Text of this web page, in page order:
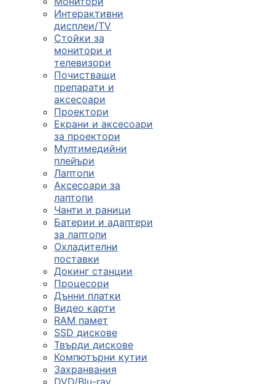
Интерактивни
дисплеи/TV
Стойки за
монитори и
телевизори
Почистващи
препарати и
аксесоари
Проектори
Екрани и аксесоари
за проектори
Мултимедийни
плейъри
Лаптопи
Аксесоари за
лаптопи
Чанти и раници
Батерии и адаптери
за лаптопи
Охладителни
поставки
Докинг станции
Процесори
Дънни платки
Видео карти
RAM памет
SSD дискове
Твърди дискове
Компютърни кутии
Захранвания
DVD/Blu-ray